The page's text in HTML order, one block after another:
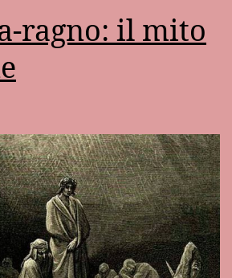
ragno: il mito